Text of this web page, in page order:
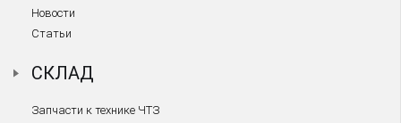
Новости
Статьи
СКЛАД
Запчасти к технике ЧТЗ